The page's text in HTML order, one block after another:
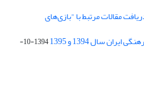
سال 1395 برای دریافت مقالات مرتبط با "بازی‌های
سال 1394 و 1395
1394-10-